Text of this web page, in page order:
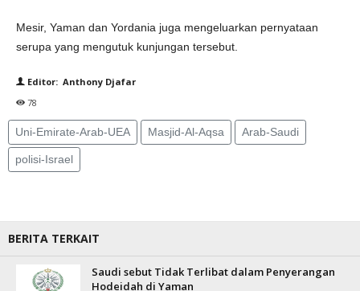
Mesir, Yaman dan Yordania juga mengeluarkan pernyataan
serupa yang mengutuk kunjungan tersebut.
Editor: Anthony Djafar
78
Uni-Emirate-Arab-UEA Masjid-Al-Aqsa Arab-Saudi
polisi-Israel
BERITA TERKAIT
Saudi sebut Tidak Terlibat dalam Penyerangan
Hodeidah di Yaman